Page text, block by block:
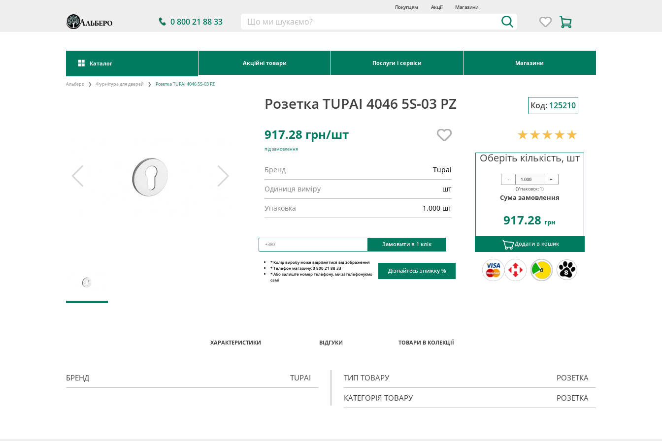
Покупцям Акції Магазини
0 800 21 88 33
Каталог Акційні товари Послуги і сервіси Магазини
Альберо Фурнітура для дверей Розетка TUPAI 4046 5S-03 PZ
Розетка TUPAI 4046 5S-03 PZ Код: 125210
917.28 грн/шт
під замовлення
Бренд Tupai
Одиниця виміру шт
Упаковка 1.000 шт
Замовити в 1 клік
Оберіть кількість, шт
-
+
(Упаковок: 1)
Сума замовлення
917.28 грн
Додати в кошик
6
* Колір виробу може відрізнятися від зображення
* Телефон магазину: 0 800 21 88 33
* Або залиште номер телефону, ми зателефонуємо
самі
Дізнайтесь знижку %
ХАРАКТЕРИСТИКИ ВІДГУКИ ТОВАРИ В КОЛЕКЦІЇ
БРЕНД TUPAI ТИП ТОВАРУ РОЗЕТКА
КАТЕГОРІЯ ТОВАРУ РОЗЕТКА